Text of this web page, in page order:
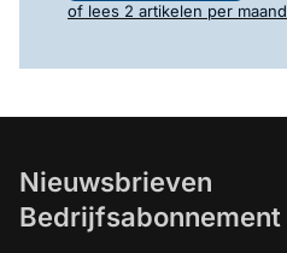
of lees 2 artikelen per maand
Nieuwsbrieven
Bedrijfsabonnement